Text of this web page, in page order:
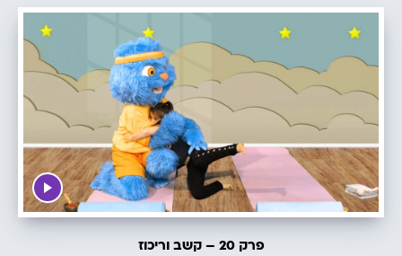
פרק 20 – קשב וריכוז